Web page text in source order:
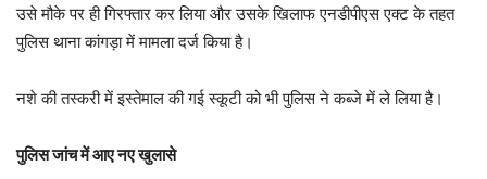
उसे मौके पर ही गिरफ्तार कर लिया और उसके खिलाफ एनडीपीएस एक्ट के तहत
पुलिस थाना कांगड़ा में मामला दर्ज किया है।
नशे की तस्करी में इस्तेमाल की गई स्कूटी को भी पुलिस ने कब्जे में ले लिया है।
पुलिस जांच में आए नए खुलासे